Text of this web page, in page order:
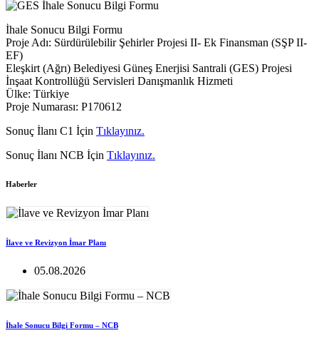
İhale Sonucu Bilgi Formu
Proje Adı: Sürdürülebilir Şehirler Projesi II- Ek Finansman (SŞP II-
EF)
Eleşkirt (Ağrı) Belediyesi Güneş Enerjisi Santrali (GES) Projesi
İnşaat Kontrollüğü Servisleri Danışmanlık Hizmeti
Ülke: Türkiye
Proje Numarası: P170612
Sonuç İlanı C1 İçin Tıklayınız.
Sonuç İlanı NCB İçin Tıklayınız.
Haberler
İlave ve Revizyon İmar Planı
05.08.2026
İhale Sonucu Bilgi Formu – NCB